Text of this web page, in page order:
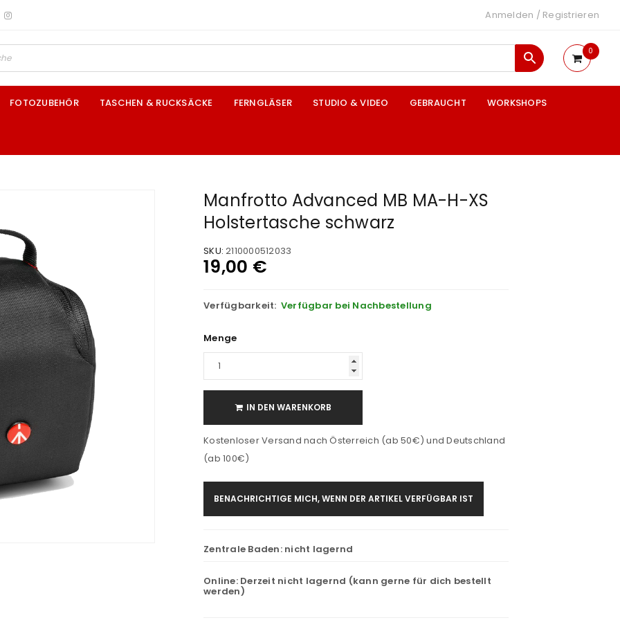
Anmelden / Registrieren
0
FOTOZUBEHÖR TASCHEN & RUCKSÄCKE FERNGLÄSER STUDIO & VIDEO GEBRAUCHT WORKSHOPS
Manfrotto Advanced MB MA-H-XS
Holstertasche schwarz
SKU: 2110000512033
19,00 €
Verfügbarkeit: Verfügbar bei Nachbestellung
Menge
IN DEN WARENKORB
Kostenloser Versand nach Österreich (ab 50€) und Deutschland
(ab 100€)
BENACHRICHTIGE MICH, WENN DER ARTIKEL VERFÜGBAR IST
Zentrale Baden: nicht lagernd
Online: Derzeit nicht lagernd (kann gerne für dich bestellt
werden)